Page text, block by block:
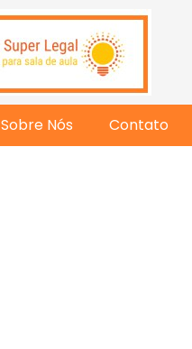
Sobre Nós Contato